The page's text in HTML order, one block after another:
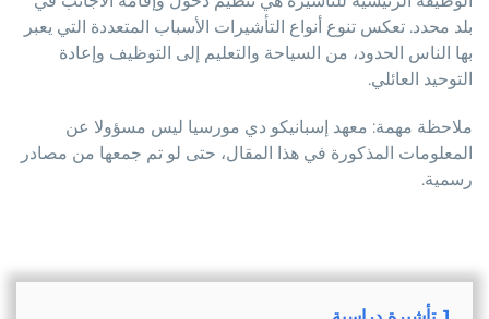
بلد محدد. تعكس تنوع أنواع التأشيرات الأسباب المتعددة التي يعبر
بها الناس الحدود، من السياحة والتعليم إلى التوظيف وإعادة
التوحيد العائلي.
ملاحظة مهمة: معهد إسبانيكو دي مورسيا ليس مسؤولا عن
المعلومات المذكورة في هذا المقال، حتى لو تم جمعها من مصادر
رسمية.